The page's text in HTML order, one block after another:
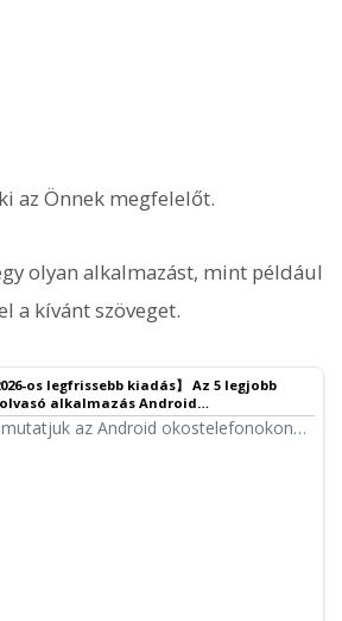
az Önnek megfelelőt.
olyan alkalmazást, mint például
a kívánt szöveget.
os legfrissebb kiadás】 Az 5 legjobb
alkalmazás Android
az Android okostelefonokon